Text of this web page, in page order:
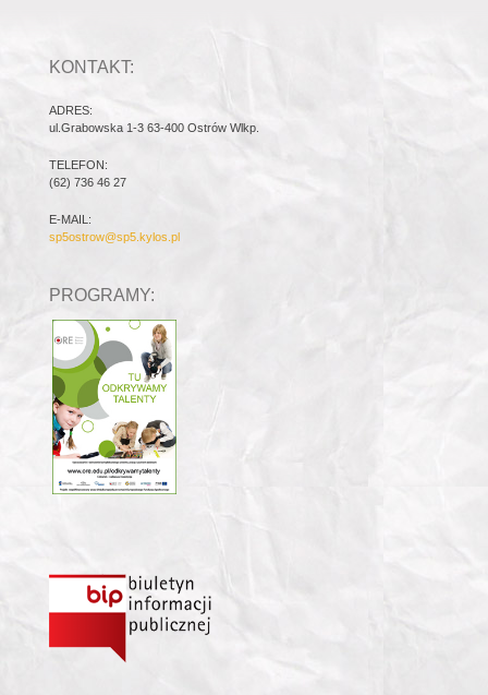
KONTAKT:
ADRES:
ul.Grabowska 1-3 63-400 Ostrów Wlkp.
TELEFON:
(62) 736 46 27
E-MAIL:
sp5ostrow@sp5.kylos.pl
PROGRAMY: